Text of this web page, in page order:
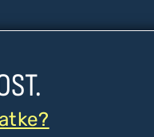
 
Studentski